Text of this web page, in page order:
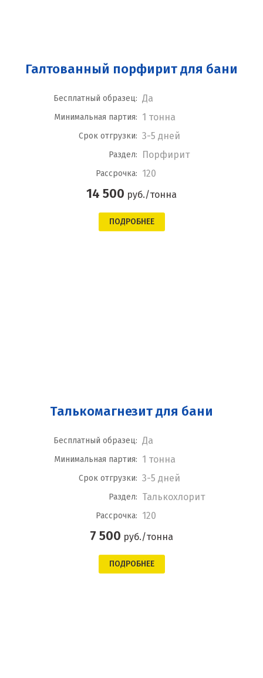
Галтованный порфирит для бани
Бесплатный образец: Да
Минимальная партия: 1 тонна
Срок отгрузки: 3-5 дней
Раздел: Порфирит
Рассрочка: 120
14 500 руб./тонна
ПОДРОБНЕЕ
Талькомагнезит для бани
Бесплатный образец: Да
Минимальная партия: 1 тонна
Срок отгрузки: 3-5 дней
Раздел: Талькохлорит
Рассрочка: 120
7 500 руб./тонна
ПОДРОБНЕЕ